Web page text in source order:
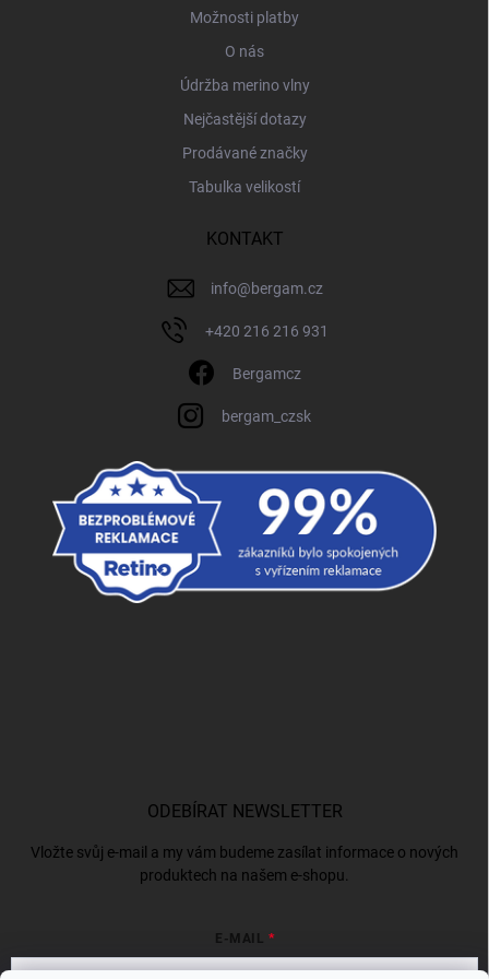
Možnosti platby
O nás
Údržba merino vlny
Nejčastější dotazy
Prodávané značky
Tabulka velikostí
KONTAKT
info@bergam.cz
+420 216 216 931
Bergamcz
bergam_czsk
ODEBÍRAT NEWSLETTER
Vložte svůj e-mail a my vám budeme zasílat informace o nových
produktech na našem e-shopu.
E-MAIL